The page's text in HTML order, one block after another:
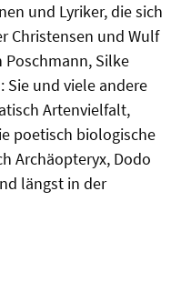
und Lyriker, die sich
Christensen und Wulf
Poschmann, Silke
Sie und viele andere
Artenvielfalt,
poetisch biologische
Archäopteryx, Dodo
längst in der